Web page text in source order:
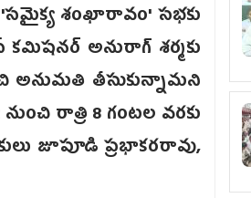
శంఖారావం' సభకు
అనురా‌గ్ ‌శర్మకు
అనుమతి తీసుకున్నామని
రాత్రి 8 గంటల వరకు
జూపూడి ప్రభాకరరావు,